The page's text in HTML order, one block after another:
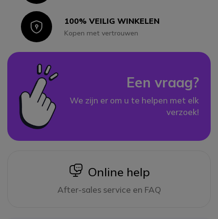
Icon100% VEILIG WINKELEN
Kopen met vertrouwen
Een vraag?
We zijn er om u te helpen met elk
verzoek!
icon
Online help
After-sales service en FAQ